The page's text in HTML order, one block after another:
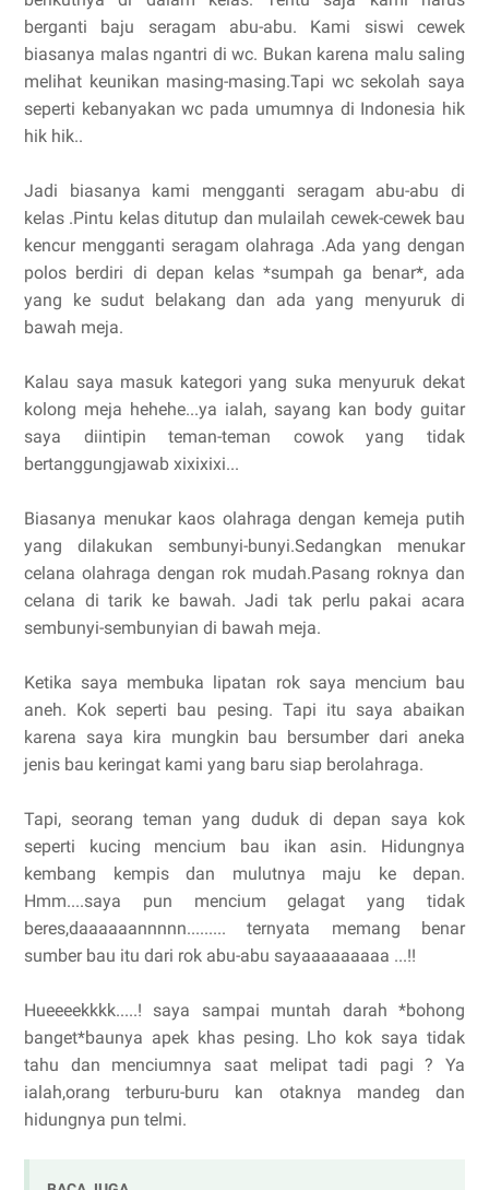
berganti baju seragam abu-abu. Kami siswi cewek
biasanya malas ngantri di wc. Bukan karena malu saling
melihat keunikan masing-masing.Tapi wc sekolah saya
seperti kebanyakan wc pada umumnya di Indonesia hik
hik hik..
Jadi biasanya kami mengganti seragam abu-abu di
kelas .Pintu kelas ditutup dan mulailah cewek-cewek bau
kencur mengganti seragam olahraga .Ada yang dengan
polos berdiri di depan kelas *sumpah ga benar*, ada
yang ke sudut belakang dan ada yang menyuruk di
bawah meja.
Kalau saya masuk kategori yang suka menyuruk dekat
kolong meja hehehe...ya ialah, sayang kan body guitar
saya diintipin teman-teman cowok yang tidak
bertanggungjawab xixixixi...
Biasanya menukar kaos olahraga dengan kemeja putih
yang dilakukan sembunyi-bunyi.Sedangkan menukar
celana olahraga dengan rok mudah.Pasang roknya dan
celana di tarik ke bawah. Jadi tak perlu pakai acara
sembunyi-sembunyian di bawah meja.
Ketika saya membuka lipatan rok saya mencium bau
aneh. Kok seperti bau pesing. Tapi itu saya abaikan
karena saya kira mungkin bau bersumber dari aneka
jenis bau keringat kami yang baru siap berolahraga.
Tapi, seorang teman yang duduk di depan saya kok
seperti kucing mencium bau ikan asin. Hidungnya
kembang kempis dan mulutnya maju ke depan.
Hmm....saya pun mencium gelagat yang tidak
beres,daaaaaannnnn......... ternyata memang benar
sumber bau itu dari rok abu-abu sayaaaaaaaaa ...!!
Hueeeekkkk.....! saya sampai muntah darah *bohong
banget*baunya apek khas pesing. Lho kok saya tidak
tahu dan menciumnya saat melipat tadi pagi ? Ya
ialah,orang terburu-buru kan otaknya mandeg dan
hidungnya pun telmi.